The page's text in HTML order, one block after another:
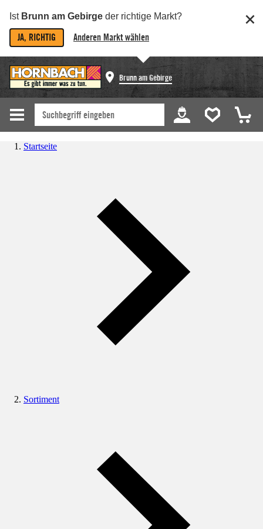
Ist Brunn am Gebirge der richtige Markt?
JA, RICHTIG Anderen Markt wählen
Brunn am Gebirge
Startseite
Sortiment